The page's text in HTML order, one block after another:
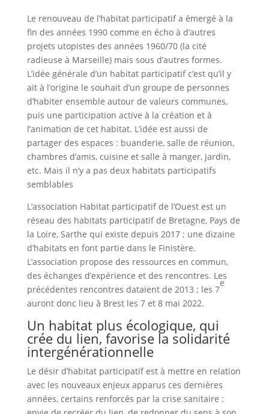
Le renouveau de l’habitat participatif a émergé à la
fin des années 1990 comme en écho à d’autres
projets utopistes des années 1960/70 (la cité
radieuse à Marseille) mais sous d’autres formes.
L’idée générale d’un habitat participatif c’est qu’il y
ait à l’origine le souhait d’un groupe de personnes
d’habiter ensemble autour de valeurs communes,
puis une participation active à la création et à
l’animation de cet habitat. L’idée est aussi de
partager des espaces : buanderie, salle de réunion,
chambres d’amis, cuisine et salle à manger, jardin,
etc. Mais il n’y a pas deux habitats participatifs
semblables
L’association Habitat participatif de l’Ouest est un
réseau des habitats participatif de Bretagne, Pays de
la Loire, Sarthe qui existe depuis 2017 ; une dizaine
d’habitats en font partie dans le Finistère.
L’association propose des ressources en commun,
des échanges d’expérience et des rencontres. Les
précédentes rencontres dataient de 2013 ; les 7
e
auront donc lieu à Brest les 7 et 8 mai 2022.
Un habitat plus écologique, qui
crée du lien, favorise la solidarité
intergénérationnelle
Le désir d’habitat participatif est à mettre en relation
avec les nouveaux enjeux apparus ces dernières
années, certains renforcés par la crise sanitaire :